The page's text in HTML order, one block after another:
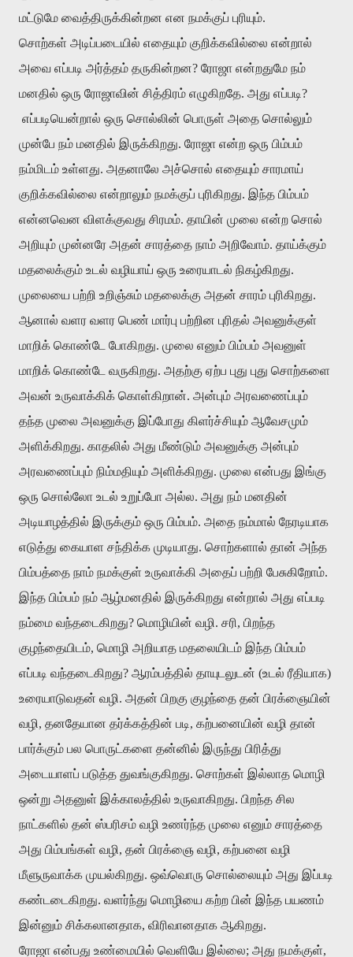
மட்டுமே வைத்திருக்கின்றன என நமக்குப் புரியும்.
சொற்கள் அடிப்படையில் எதையும் குறிக்கவில்லை என்றால்
அவை எப்படி அர்த்தம் தருகின்றன? ரோஜா என்றதுமே நம்
மனதில் ஒரு ரோஜாவின் சித்திரம் எழுகிறதே. அது எப்படி?
எப்படியென்றால் ஒரு சொல்லின் பொருள் அதை சொல்லும்
முன்பே நம் மனதில் இருக்கிறது. ரோஜா என்ற ஒரு பிம்பம்
நம்மிடம் உள்ளது. அதனாலே அச்சொல் எதையும் சாரமாய்
குறிக்கவில்லை என்றாலும் நமக்குப் புரிகிறது. இந்த பிம்பம்
என்னவென விளக்குவது சிரமம். தாயின் முலை என்ற சொல்
அறியும் முன்னரே அதன் சாரத்தை நாம் அறிவோம். தாய்க்கும்
மதலைக்கும் உடல் வழியாய் ஒரு உரையாடல் நிகழ்கிறது.
முலையை பற்றி உறிஞ்சும் மதலைக்கு அதன் சாரம் புரிகிறது.
ஆனால் வளர வளர பெண் மார்பு பற்றின புரிதல் அவனுக்குள்
மாறிக் கொண்டே போகிறது. முலை எனும் பிம்பம் அவனுள்
மாறிக் கொண்டே வருகிறது. அதற்கு ஏற்ப புது புது சொற்களை
அவன் உருவாக்கிக் கொள்கிறான். அன்பும் அரவணைப்பும்
தந்த முலை அவனுக்கு இப்போது கிளர்ச்சியும் ஆவேசமும்
அளிக்கிறது. காதலில் அது மீண்டும் அவனுக்கு அன்பும்
அரவணைப்பும் நிம்மதியும் அளிக்கிறது. முலை என்பது இங்கு
ஒரு சொல்லோ உடல் உறுப்போ அல்ல. அது நம் மனதின்
அடியாழத்தில் இருக்கும் ஒரு பிம்பம். அதை நம்மால் நேரடியாக
எடுத்து கையாள சந்திக்க முடியாது. சொற்களால் தான் அந்த
பிம்பத்தை நாம் நமக்குள் உருவாக்கி அதைப் பற்றி பேசுகிறோம்.
இந்த பிம்பம் நம் ஆழ்மனதில் இருக்கிறது என்றால் அது எப்படி
நம்மை வந்தடைகிறது? மொழியின் வழி. சரி, பிறந்த
குழந்தையிடம், மொழி அறியாத மதலையிடம் இந்த பிம்பம்
எப்படி வந்தடைகிறது? ஆரம்பத்தில் தாயுடலுடன் (உடல் ரீதியாக)
உரையாடுவதன் வழி. அதன் பிறகு குழந்தை தன் பிரக்ஞையின்
வழி, தனதேயான தர்க்கத்தின் படி, கற்பனையின் வழி தான்
பார்க்கும் பல பொருட்களை தன்னில் இருந்து பிரித்து
அடையாளப் படுத்த துவங்குகிறது. சொற்கள் இல்லாத மொழி
ஒன்று அதனுள் இக்காலத்தில் உருவாகிறது. பிறந்த சில
நாட்களில் தன் ஸ்பரிசம் வழி உணர்ந்த முலை எனும் சாரத்தை
அது பிம்பங்கள் வழி, தன் பிரக்ஞை வழி, கற்பனை வழி
மீளுருவாக்க முயல்கிறது. ஒவ்வொரு சொல்லையும் அது இப்படி
கண்டடைகிறது. வளர்ந்து மொழியை கற்ற பின் இந்த பயணம்
இன்னும் சிக்கலானதாக, விரிவானதாக ஆகிறது.
ரோஜா என்பது உண்மையில் வெளியே இல்லை; அது நமக்குள்,